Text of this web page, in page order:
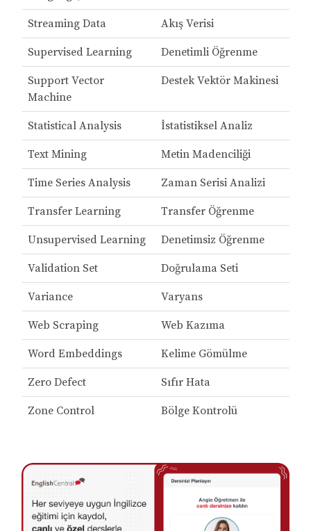
Streaming Data Akış Verisi
Supervised Learning Denetimli Öğrenme
Support Vector
Machine
Destek Vektör Makinesi
Statistical Analysis İstatistiksel Analiz
Text Mining Metin Madenciliği
Time Series Analysis Zaman Serisi Analizi
Transfer Learning Transfer Öğrenme
Unsupervised Learning Denetimsiz Öğrenme
Validation Set Doğrulama Seti
Variance Varyans
Web Scraping Web Kazıma
Word Embeddings Kelime Gömülme
Zero Defect Sıfır Hata
Zone Control Bölge Kontrolü